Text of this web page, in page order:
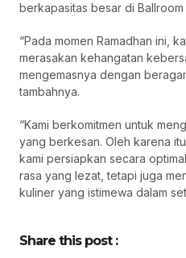
berkapasitas besar di
“Pada momen Ramadhan ini,
merasakan kehangatan
mengemasnya dengan
tambahnya.
“Kami berkomitmen untuk
yang berkesan. Oleh karena
kami persiapkan secara
rasa yang lezat, tetapi juga
kuliner yang istimewa dalam
Share this post :